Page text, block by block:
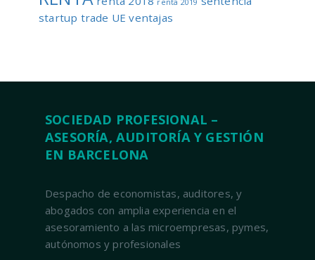
startup trade UE ventajas
SOCIEDAD PROFESIONAL –
ASESORÍA, AUDITORÍA Y GESTIÓN
EN BARCELONA
Despacho de economistas, auditores, y
abogados con amplia experiencia en el
asesoramiento a las microempresas, pymes,
autónomos y profesionales